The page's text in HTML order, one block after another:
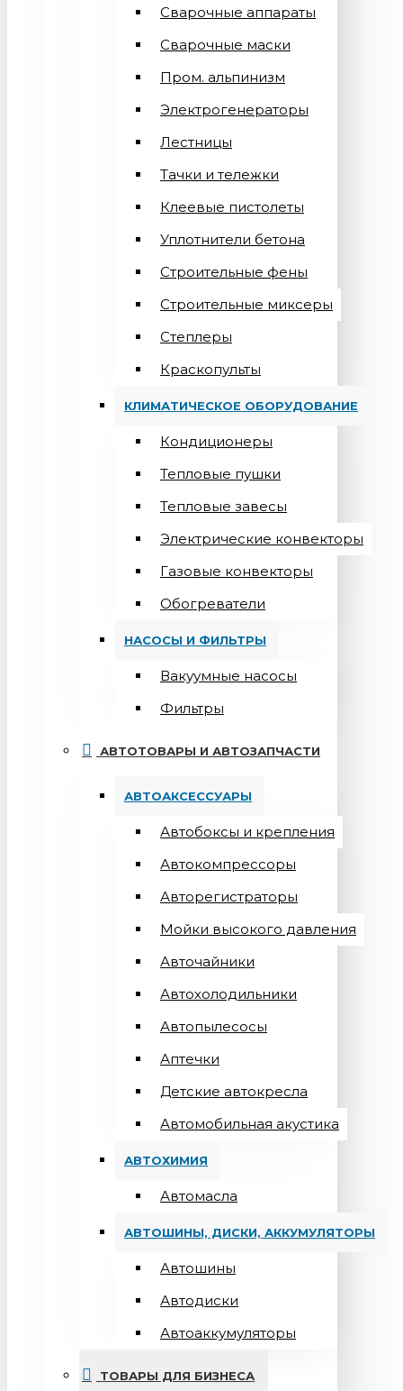
Сварочные аппараты
Cварочные маски
Пром. альпинизм
Электрогенераторы
Лестницы
Тачки и тележки
Клеевые пистолеты
Уплотнители бетона
Строительные фены
Строительные миксеры
Степлеры
Краскопульты
КЛИМАТИЧЕСКОЕ ОБОРУДОВАНИЕ
Кондиционеры
Teпловые пушки
Тепловые завесы
Электрические конвекторы
Газовые конвекторы
Обогреватели
НАСОСЫ И ФИЛЬТРЫ
Вакуумные насосы
Фильтры
АВТОТОВАРЫ И АВТОЗАПЧАСТИ
АВТОАКСЕССУАРЫ
Автобоксы и крепления
Автокомпрессоры
Авторегистраторы
Мойки высокого давления
Авточайники
Автохолодильники
Автопылесосы
Аптечки
Детские автокресла
Автомобильная акустика
АВТОХИМИЯ
Автомасла
АВТОШИНЫ, ДИСКИ, АККУМУЛЯТОРЫ
Автошины
Автодиски
Автоаккумуляторы
ТОВАРЫ ДЛЯ БИЗНЕСА